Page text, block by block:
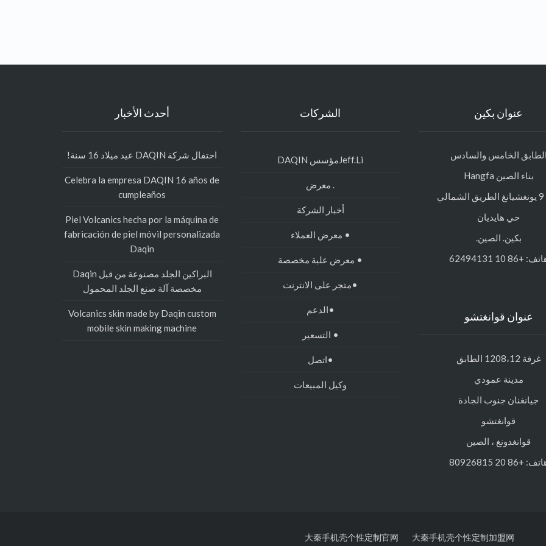
أحدث الأخبار
احتفال شركة DAQIN عيد ميلاد 16 سنة!
Celebra la empresa DAQIN 16 años de
cumpleaños
Piel Volcanics hecha por la máquina de
fabricación de piel móvil personalizada
Daqin
البراكين الجلد مصنوعة من قبل Daqin
مخصصة آلة صنع الجلد المحمول
Volcanics skin made by Daqin custom
mobile skin making machine
الشركات
Jeff.Liمؤسس DAQIN
. معرض
أخبار الشركة
• معرض العملاء
• معرض علبة مخصصة
•متجر على الانترنت
•الدعم
• التسعير
•اتصل
وكيل المبيعات
عنوان بكين
الطابق الخامس والسادس
بناء الصين Hangfa
حي هايديان
بكين. الصين.
+86 10 62494131
عنوان قوانغتشو
غرفة 1208،12 الطابق
مدينة عمودي
جيانغنان جنوب الجادة
قوانغتشو
قوانغدونغ ، الصين
+86 20 80926815
大秦手机壳个性定制官网 大秦手机壳个性定制加盟网